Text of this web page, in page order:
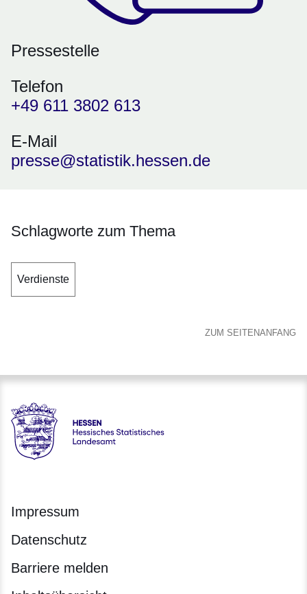
Pressestelle
Telefon
+49 611 3802 613
E-Mail
presse@statistik.hessen.de
Schlagworte zum Thema
Verdienste
ZUM SEITENANFANG
Hessen - Hessisches Statistisches Landesamt
Impressum
Datenschutz
Barriere melden